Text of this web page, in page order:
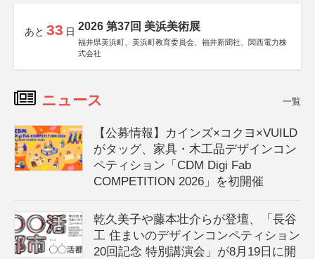
あと 33 日 2026 第37回 美浜美術展
福井県美浜町、美浜町教育委員会、福井新聞社、関西電力株
式会社
ニュース 一覧
【公募情報】カインズ×コクヨ×VUILD
がタッグ、家具・木工品デザインコン
ペティション「CDM Digi Fab
COMPETITION 2026」を初開催
乾久美子や藤本壮介らが登壇、「長谷
工 住まいのデザインコンペティション
20回記念 特別講演会」が8月19日に開